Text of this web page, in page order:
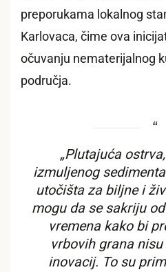
preporukama lokalnog
Karlovaca, čime ova
očuvanju nematerijalnog
područja.
„Plutajuća
izmuljenog
utočišta za biljne i
mogu da se sakriju
vremena kako bi
vrbovih grana
inovacij. To su